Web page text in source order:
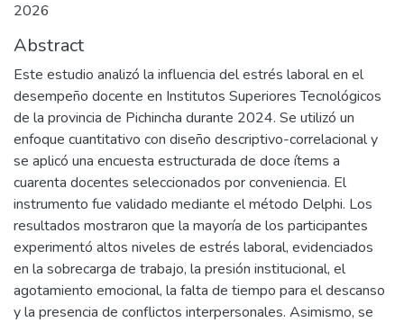
2026
Abstract
Este estudio analizó la influencia del estrés laboral en el
desempeño docente en Institutos Superiores Tecnológicos
de la provincia de Pichincha durante 2024. Se utilizó un
enfoque cuantitativo con diseño descriptivo-correlacional y
se aplicó una encuesta estructurada de doce ítems a
cuarenta docentes seleccionados por conveniencia. El
instrumento fue validado mediante el método Delphi. Los
resultados mostraron que la mayoría de los participantes
experimentó altos niveles de estrés laboral, evidenciados
en la sobrecarga de trabajo, la presión institucional, el
agotamiento emocional, la falta de tiempo para el descanso
y la presencia de conflictos interpersonales. Asimismo, se